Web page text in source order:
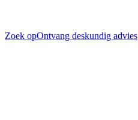
Zoek opOntvang deskundig advies